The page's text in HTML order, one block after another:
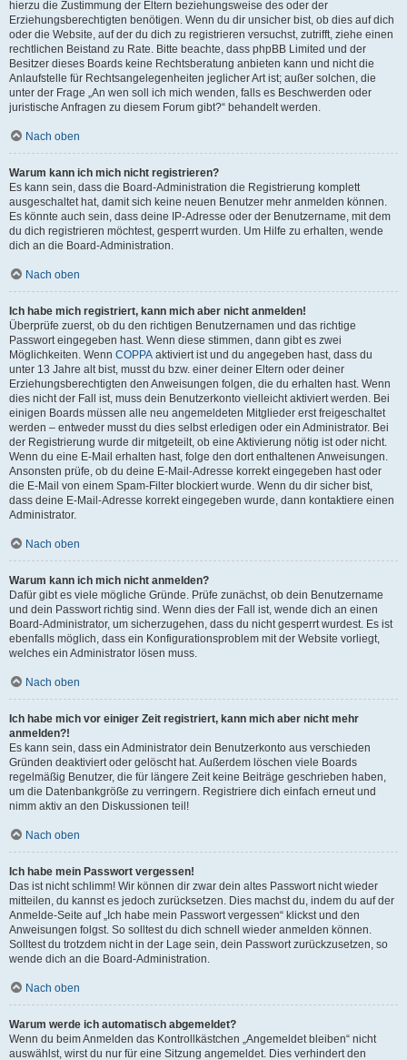
hierzu die Zustimmung der Eltern beziehungsweise des oder der
Erziehungsberechtigten benötigen. Wenn du dir unsicher bist, ob dies auf dich
oder die Website, auf der du dich zu registrieren versuchst, zutrifft, ziehe einen
rechtlichen Beistand zu Rate. Bitte beachte, dass phpBB Limited und der
Besitzer dieses Boards keine Rechtsberatung anbieten kann und nicht die
Anlaufstelle für Rechtsangelegenheiten jeglicher Art ist; außer solchen, die
unter der Frage „An wen soll ich mich wenden, falls es Beschwerden oder
juristische Anfragen zu diesem Forum gibt?“ behandelt werden.
Nach oben
Warum kann ich mich nicht registrieren?
Es kann sein, dass die Board-Administration die Registrierung komplett
ausgeschaltet hat, damit sich keine neuen Benutzer mehr anmelden können.
Es könnte auch sein, dass deine IP-Adresse oder der Benutzername, mit dem
du dich registrieren möchtest, gesperrt wurden. Um Hilfe zu erhalten, wende
dich an die Board-Administration.
Nach oben
Ich habe mich registriert, kann mich aber nicht anmelden!
Überprüfe zuerst, ob du den richtigen Benutzernamen und das richtige
Passwort eingegeben hast. Wenn diese stimmen, dann gibt es zwei
Möglichkeiten. Wenn COPPA aktiviert ist und du angegeben hast, dass du
unter 13 Jahre alt bist, musst du bzw. einer deiner Eltern oder deiner
Erziehungsberechtigten den Anweisungen folgen, die du erhalten hast. Wenn
dies nicht der Fall ist, muss dein Benutzerkonto vielleicht aktiviert werden. Bei
einigen Boards müssen alle neu angemeldeten Mitglieder erst freigeschaltet
werden – entweder musst du dies selbst erledigen oder ein Administrator. Bei
der Registrierung wurde dir mitgeteilt, ob eine Aktivierung nötig ist oder nicht.
Wenn du eine E-Mail erhalten hast, folge den dort enthaltenen Anweisungen.
Ansonsten prüfe, ob du deine E-Mail-Adresse korrekt eingegeben hast oder
die E-Mail von einem Spam-Filter blockiert wurde. Wenn du dir sicher bist,
dass deine E-Mail-Adresse korrekt eingegeben wurde, dann kontaktiere einen
Administrator.
Nach oben
Warum kann ich mich nicht anmelden?
Dafür gibt es viele mögliche Gründe. Prüfe zunächst, ob dein Benutzername
und dein Passwort richtig sind. Wenn dies der Fall ist, wende dich an einen
Board-Administrator, um sicherzugehen, dass du nicht gesperrt wurdest. Es ist
ebenfalls möglich, dass ein Konfigurationsproblem mit der Website vorliegt,
welches ein Administrator lösen muss.
Nach oben
Ich habe mich vor einiger Zeit registriert, kann mich aber nicht mehr
anmelden?!
Es kann sein, dass ein Administrator dein Benutzerkonto aus verschieden
Gründen deaktiviert oder gelöscht hat. Außerdem löschen viele Boards
regelmäßig Benutzer, die für längere Zeit keine Beiträge geschrieben haben,
um die Datenbankgröße zu verringern. Registriere dich einfach erneut und
nimm aktiv an den Diskussionen teil!
Nach oben
Ich habe mein Passwort vergessen!
Das ist nicht schlimm! Wir können dir zwar dein altes Passwort nicht wieder
mitteilen, du kannst es jedoch zurücksetzen. Dies machst du, indem du auf der
Anmelde-Seite auf „Ich habe mein Passwort vergessen“ klickst und den
Anweisungen folgst. So solltest du dich schnell wieder anmelden können.
Solltest du trotzdem nicht in der Lage sein, dein Passwort zurückzusetzen, so
wende dich an die Board-Administration.
Nach oben
Warum werde ich automatisch abgemeldet?
Wenn du beim Anmelden das Kontrollkästchen „Angemeldet bleiben“ nicht
auswählst, wirst du nur für eine Sitzung angemeldet. Dies verhindert den